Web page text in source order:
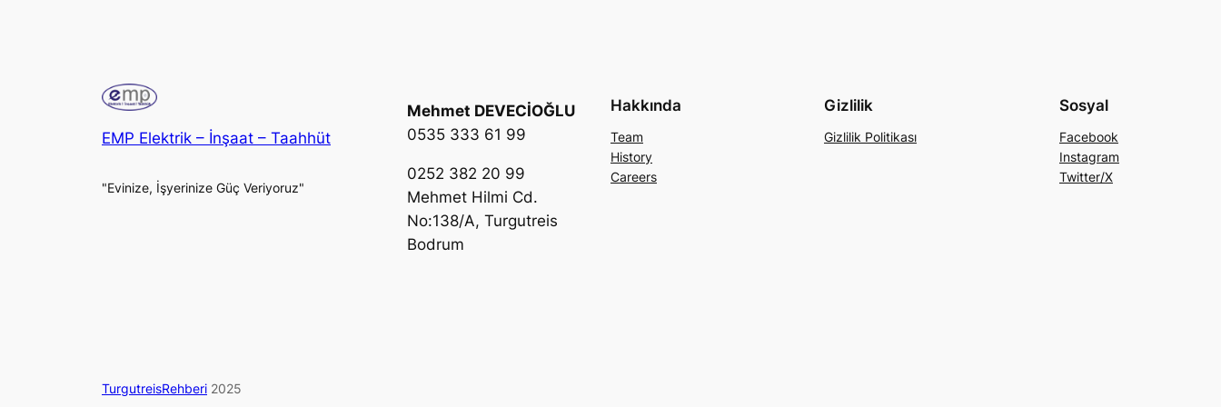
EMP Elektrik – İnşaat – Taahhüt
"Evinize, İşyerinize Güç Veriyoruz"
Mehmet DEVECİOĞLU
0535 333 61 99
0252 382 20 99
Mehmet Hilmi Cd.
No:138/A, Turgutreis
Bodrum
Hakkında
Team
History
Careers
Gizlilik
Gizlilik Politikası
Sosyal
Facebook
Instagram
Twitter/X
TurgutreisRehberi 2025